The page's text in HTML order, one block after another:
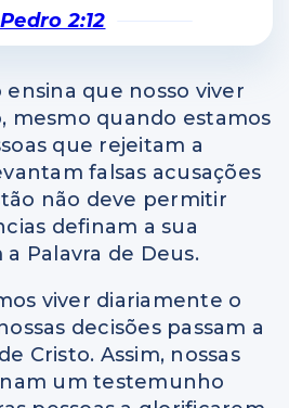
2:12
que nosso viver
mesmo quando estamos
que rejeitam a
falsas acusações
não deve permitir
definam a sua
Palavra de Deus.
viver diariamente o
decisões passam a
Cristo. Assim, nossas
um testemunho